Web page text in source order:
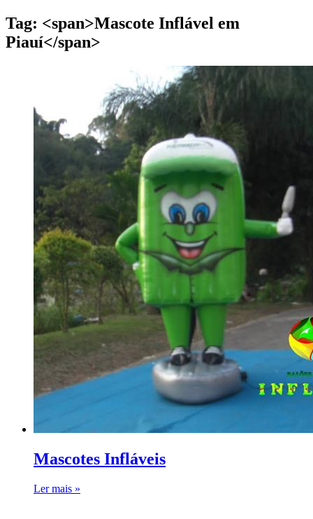
Tag: <span>Mascote Inflável em
Piauí</span>
Mascotes Infláveis
Ler mais »